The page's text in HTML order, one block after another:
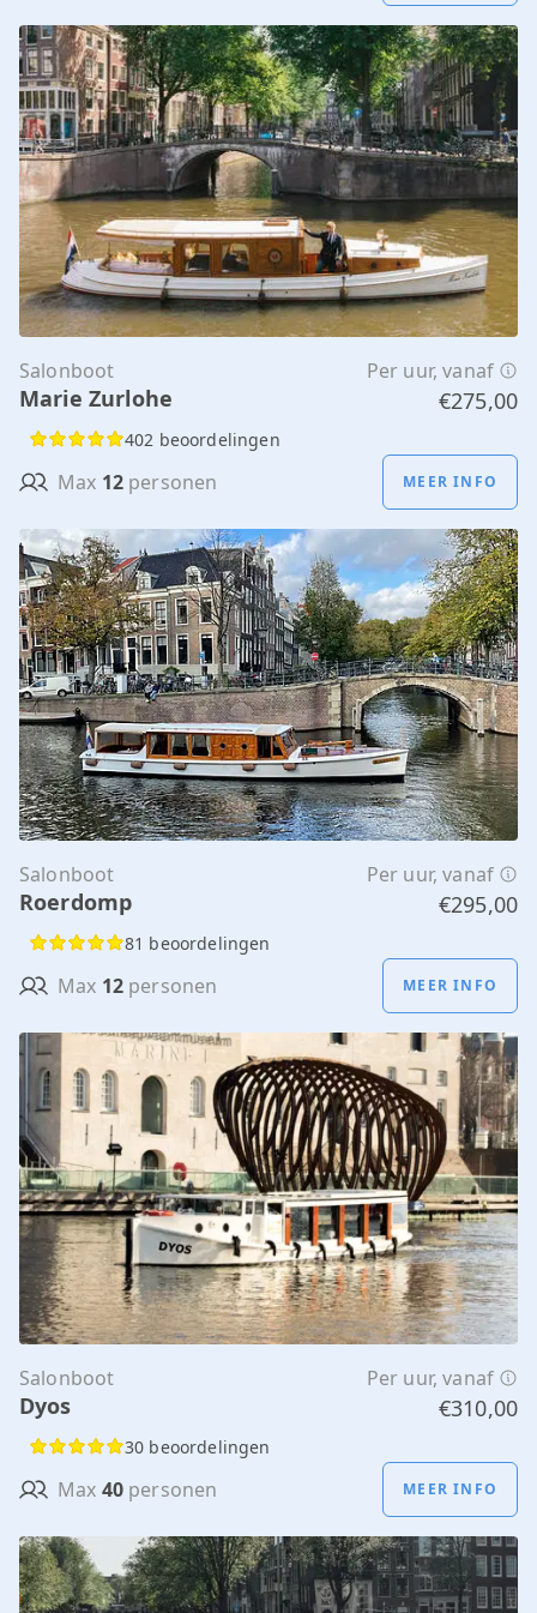
Salonboot Per uur, vanaf
Marie Zurlohe €275,00
402 beoordelingen
Max 12personen MEER INFO
Salonboot Per uur, vanaf
Roerdomp €295,00
81 beoordelingen
Max 12personen MEER INFO
Salonboot Per uur, vanaf
Dyos €310,00
30 beoordelingen
Max 40personen MEER INFO